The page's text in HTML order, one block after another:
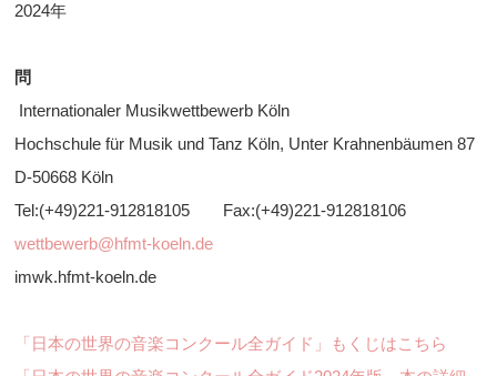
2024年
問
Internationaler Musikwettbewerb Köln
Hochschule für Musik und Tanz Köln, Unter Krahnenbäumen 87
D-50668 Köln
Tel:(+49)221-912818105 Fax:(+49)221-912818106
wettbewerb@hfmt-koeln.de
imwk.hfmt-koeln.de
「日本の世界の音楽コンクール全ガイド」もくじはこちら